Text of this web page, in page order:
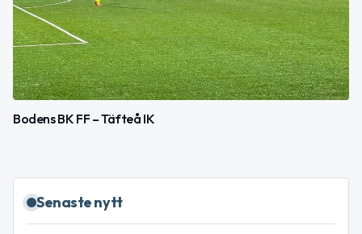
Bodens BK FF – Täfteå IK
Senaste nytt